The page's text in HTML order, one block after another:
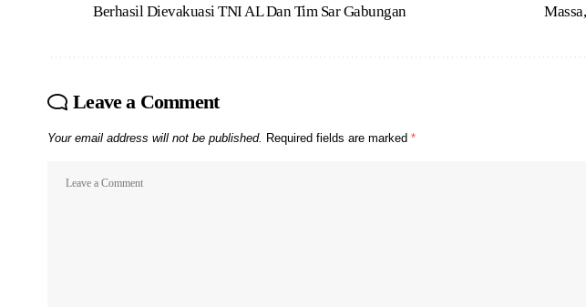
Berhasil Dievakuasi TNI AL Dan Tim Sar Gabungan
Leave a Comment
Your email address will not be published. Required fields are marked *